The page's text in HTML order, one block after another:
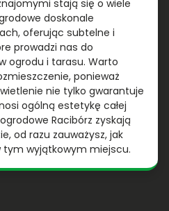
stają się o wiele
doskonale
oferując subtelne i
prowadzi nas do
ogrodu i tarasu. Warto
ponieważ
nie tylko gwarantuje
ogólną estetykę całej
Racibórz zyskają
od razu zauważysz, jak
wyjątkowym miejscu.